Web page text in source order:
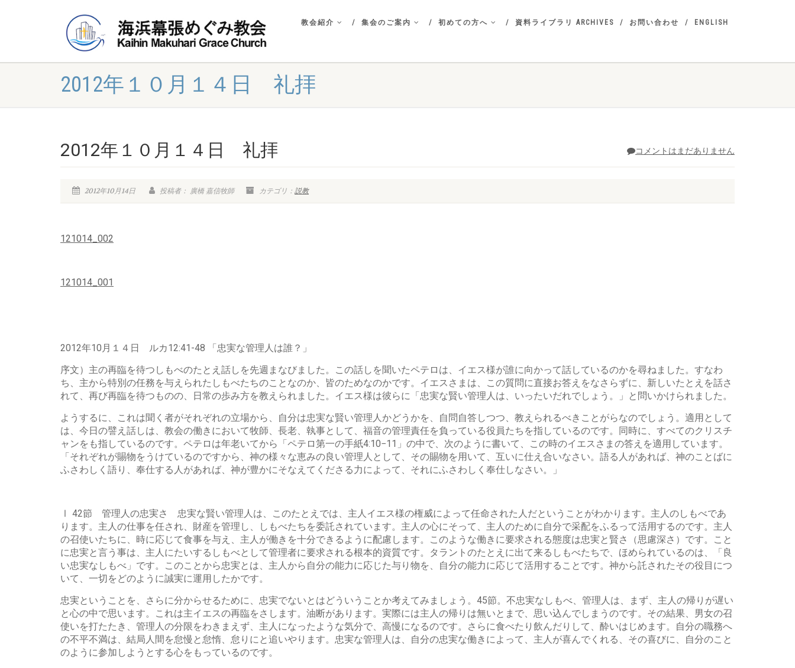
教会紹介 集会のご案内 初めての方へ 資料ライブラリ ARCHIVES お問い合わせ ENGLISH
2012年１０月１４日 礼拝
コメントはまだありません
2012年１０月１４日 礼拝
2012年10月14日 投稿者： 廣橋 嘉信牧師 カテゴリ： 説教
121014_002
121014_001
2012年10月１４日 ルカ12:41-48 「忠実な管理人は誰？」
序文）主の再臨を待つしもべのたとえ話しを先週まなびました。この話しを聞いたペテロは、イエス様が誰に向かって話しているのかを尋ねました。すなわ
ち、主から特別の任務を与えられたしもべたちのことなのか、皆のためなのかです。イエスさまは、この質問に直接お答えをなさらずに、新しいたとえを話さ
れて、再び再臨を待つものの、日常の歩み方を教えられました。イエス様は彼らに「忠実な賢い管理人は、いったいだれでしょう。」と問いかけられました。
ようするに、これは聞く者がそれぞれの立場から、自分は忠実な賢い管理人かどうかを、自問自答しつつ、教えられるべきことがらなのでしょう。適用として
は、今日の譬え話しは、教会の働きにおいて牧師、長老、執事として、福音の管理責任を負っている役員たちを指しているのです。同時に、すべてのクリスチ
ャンをも指しているのです。ペテロは年老いてから「ペテロ第一の手紙4:10−11」の中で、次のように書いて、この時のイエスさまの答えを適用しています。
「それぞれが賜物をうけているのですから、神の様々な恵みの良い管理人として、その賜物を用いて、互いに仕え合いなさい。語る人があれば、神のことばに
ふさわしく語り、奉仕する人があれば、神が豊かにそなえてくださる力によって、それにふさわしく奉仕しなさい。」
Ⅰ 42節 管理人の忠実さ 忠実な賢い管理人は、このたとえでは、主人イエス様の権威によって任命された人だということがわかります。主人のしもべであ
ります。主人の仕事を任され、財産を管理し、しもべたちを委託されています。主人の心にそって、主人のために自分で采配をふるって活用するのです。主人
の召使いたちに、時に応じて食事を与え、主人が働きを十分できるように配慮します。このような働きに要求される態度は忠実と賢さ（思慮深さ）です。こと
に忠実と言う事は、主人にたいするしもべとして管理者に要求される根本的資質です。タラントのたとえに出て来るしもべたちで、ほめられているのは、「良
い忠実なしもべ」です。このことから忠実とは、主人から自分の能力に応じた与り物を、自分の能力に応じて活用することです。神から託されたその役目につ
いて、一切をどのように誠実に運用したかです。
忠実ということを、さらに分からせるために、忠実でないとはどういうことか考えてみましょう。45節。不忠実なしもべ、管理人は、まず、主人の帰りが遅い
と心の中で思います。これは主イエスの再臨をさします。油断があります。実際には主人の帰りは無いとまで、思い込んでしまうのです。その結果、男女の召
使いを打たたき、管理人の分限をわきまえず、主人になったような気分で、高慢になるのです。さらに食べたり飲んだりして、酔いはじめます。自分の職務へ
の不平不満は、結局人間を怠慢と怠惰、怠りにと追いやります。忠実な管理人は、自分の忠実な働きによって、主人が喜んでくれる、その喜びに、自分のこと
のように参加しようとする心をもっているのです。